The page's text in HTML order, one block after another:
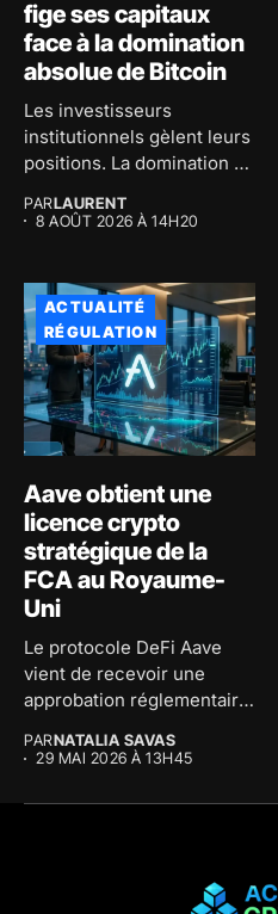
fige ses capitaux
face à la domination
absolue de Bitcoin
Les investisseurs
institutionnels gèlent leurs
positions. La domination de
PARLAURENT
8 AOÛT 2026 À 14H20
ACTUALITÉ
RÉGULATION
Aave obtient une
licence crypto
stratégique de la
FCA au Royaume-
Uni
Le protocole DeFi Aave
vient de recevoir une
approbation réglementaire
PARNATALIA SAVAS
29 MAI 2026 À 13H45